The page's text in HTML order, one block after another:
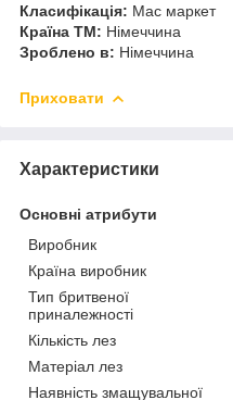
Класифікація: Мас маркет
Країна ТМ: Німеччина
Зроблено в: Німеччина
Приховати
Характеристики
Основні атрибути
Виробник
Країна виробник
Тип бритвеної
приналежності
Кількість лез
Матеріал лез
Наявність змащувальної